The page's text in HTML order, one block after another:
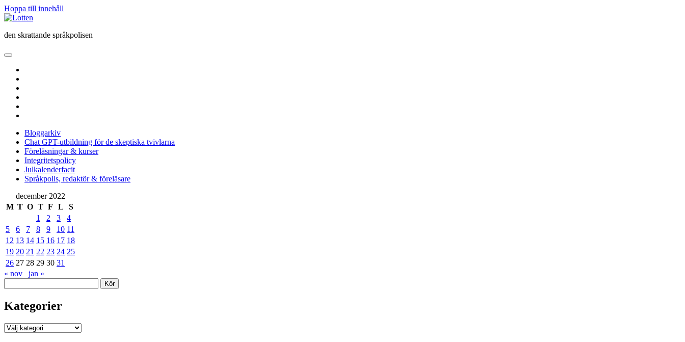
Hoppa till innehåll
Lotten
den skrattande språkpolisen
öppna
meny
Bloggarkiv
Chat GPT-utbildning för de skeptiska tvivlarna
Föreläsningar & kurser
Integritetspolicy
Julkalenderfacit
Språkpolis, redaktör & föreläsare
Sidopanel
december 2022
M T O T F L
S
1
2 3
4
5
6 7 8 9 10 11
12 13 14 15 16 17 18
19 20 21 22 23 24 25
26 27 28 29 30 31
« nov
jan »
Kategorier
Kategorier